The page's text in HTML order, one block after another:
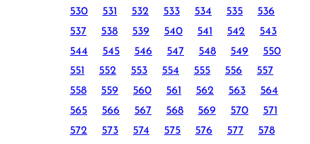
530 531 532 533 534 535
536
537
538 539 540 541 542
543
544
545 546 547 548 549
550
551
552 553 554 555 556
557
558
559 560 561 562 563
564
565
566 567 568 569 570
571
572
573 574 575 576 577
578